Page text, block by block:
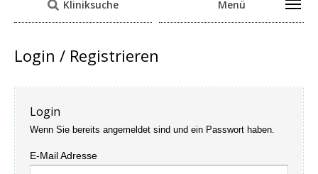
Kliniksuche Menü
Login / Registrieren
Login
Wenn Sie bereits angemeldet sind und ein Passwort haben.
E-Mail Adresse